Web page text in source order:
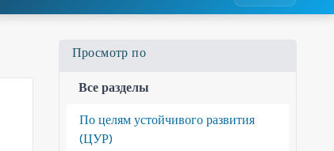
Просмотр по
Все разделы
По целям устойчивого развития
(ЦУР)